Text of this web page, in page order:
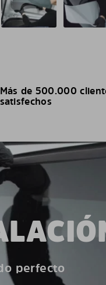
Más de 500.000
satisfechos
perfecto